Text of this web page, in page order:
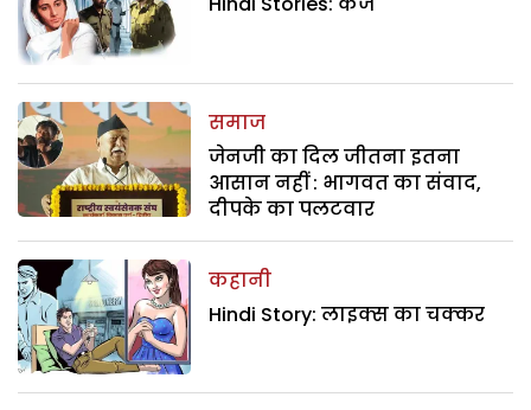
समाज
जेनजी का दिल जीतना इतना
आसान नहीं : भागवत का संवाद,
दीपके का पलटवार
कहानी
Hindi Story: लाइक्स का चक्कर